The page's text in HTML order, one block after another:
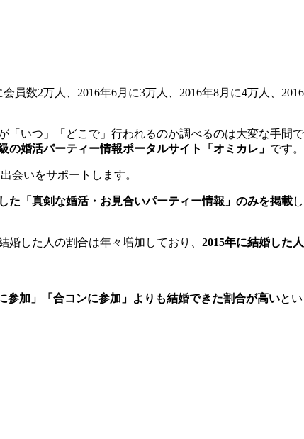
員数2万人、2016年6月に3万人、2016年8月に4万人、2016
「いつ」「どこで」行われるのか調べるのは大変な手間で
の婚活パーティー情報ポータルサイト「オミカレ」 です。
出会いをサポートします。
た「真剣な婚活・お見合いパーティー情報」のみを掲載し
婚した人の割合は年々増加しており、 2015年に結婚した人
参加」「合コンに参加」よりも結婚できた割合が高いとい